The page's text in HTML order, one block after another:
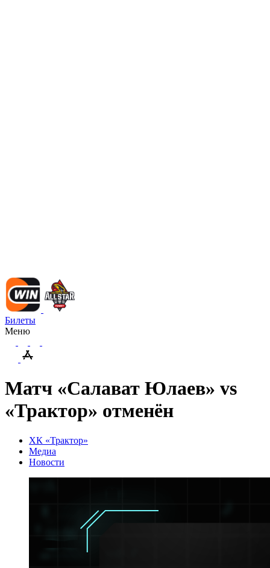
Билеты
Меню
Матч «Салават Юлаев» vs
«Трактор» отменён
ХК «Трактор»
Медиа
Новости